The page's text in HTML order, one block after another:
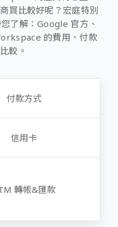
買比較好呢？宏庭特別
了解：Google 官方、
的費用、付款
較。
付款方式
信用卡
轉帳&匯款